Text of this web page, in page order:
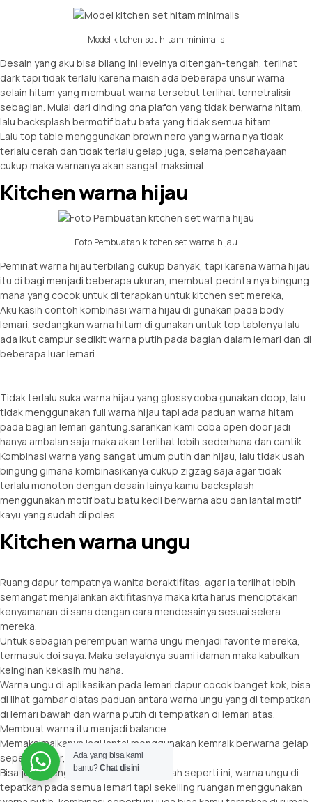
Model kitchen set hitam minimalis
Desain yang aku bisa bilang ini levelnya ditengah-tengah, terlihat
dark tapi tidak terlalu karena maish ada beberapa unsur warna
selain hitam yang membuat warna tersebut terlihat ternetralisir
sebagian. Mulai dari dinding dna plafon yang tidak berwarna hitam,
lalu backsplash bermotif batu bata yang tidak semua hitam.
Lalu top table menggunakan brown nero yang warna nya tidak
terlalu cerah dan tidak terlalu gelap juga, selama pencahayaan
cukup maka warnanya akan sangat maksimal.
Kitchen warna hijau
Foto Pembuatan kitchen set warna hijau
Peminat warna hijau terbilang cukup banyak, tapi karena warna hijau
itu di bagi menjadi beberapa ukuran, membuat pecinta nya bingung
mana yang cocok untuk di terapkan untuk kitchen set mereka,
Aku kasih contoh kombinasi warna hijau di gunakan pada body
lemari, sedangkan warna hitam di gunakan untuk top tablenya lalu
ada ikut campur sedikit warna putih pada bagian dalam lemari dan di
beberapa luar lemari.
Tidak terlalu suka warna hijau yang glossy coba gunakan doop, lalu
tidak menggunakan full warna hijau tapi ada paduan warna hitam
pada bagian lemari gantung.sarankan kami coba open door jadi
hanya ambalan saja maka akan terlihat lebih sederhana dan cantik.
Kombinasi warna yang sangat umum putih dan hijau, lalu tidak usah
bingung gimana kombinasikanya cukup zigzag saja agar tidak
terlalu monoton dengan desain lainya kamu backsplash
menggunakan motif batu batu kecil berwarna abu dan lantai motif
kayu yang sudah di poles.
Kitchen warna ungu
Ruang dapur tempatnya wanita beraktifitas, agar ia terlihat lebih
semangat menjalankan aktifitasnya maka kita harus menciptakan
kenyamanan di sana dengan cara mendesainya sesuai selera
mereka.
Untuk sebagian perempuan warna ungu menjadi favorite mereka,
termasuk doi saya. Maka selayaknya suami idaman maka kabulkan
keinginan kekasih mu haha.
Warna ungu di aplikasikan pada lemari dapur cocok banget kok, bisa
di lihat gambar diatas paduan antara warna ungu yang di tempatkan
di lemari bawah dan warna putih di tempatkan di lemari atas.
Membuat warna itu menjadi balance.
Memaksimalkanya lagi lantai menggunakan kemraik berwarna gelap
seperti, silver, abu-abu nero lainya.
Bisa juga menggunakan full warna cerah seperti ini, warna ungu di
tepatkan pada semua lemari tapi sekeliing ruangan menggunakan
Ada yang bisa kami
bantu?Chat disini